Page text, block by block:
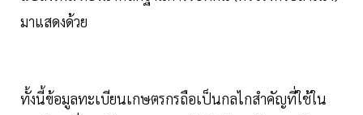
มาแสดงด้วย
ทั้งนี้ข้อมูลทะเบียนเกษตรกรถือเป็นกลไกสำคัญที่ใช้ใน